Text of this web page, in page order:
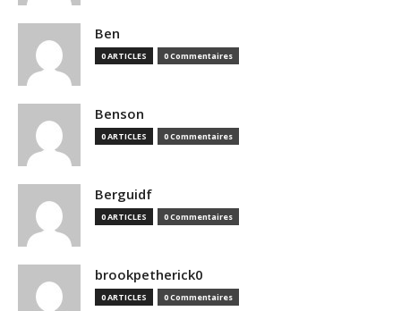
Ben
0 ARTICLES 0 Commentaires
Benson
0 ARTICLES 0 Commentaires
Berguidf
0 ARTICLES 0 Commentaires
brookpetherick0
0 ARTICLES 0 Commentaires